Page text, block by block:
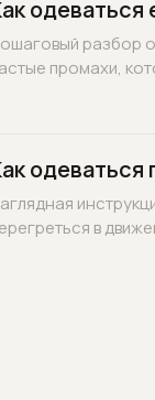
разбор
промахи,
одеваться
в